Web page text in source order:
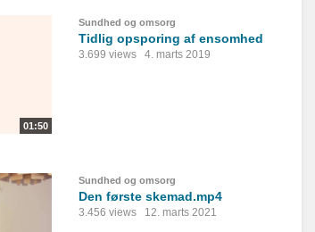
01:50
Sundhed og omsorg
Tidlig opsporing af ensomhed
3.699 views 4. marts 2019
Sundhed og omsorg
Den første skemad.mp4
3.456 views 12. marts 2021